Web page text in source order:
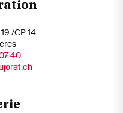
/CP 14
40